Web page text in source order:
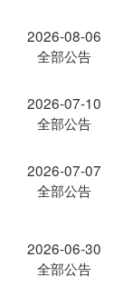
2026-08-06
全部公告
2026-07-10
全部公告
2026-07-07
全部公告
2026-06-30
全部公告